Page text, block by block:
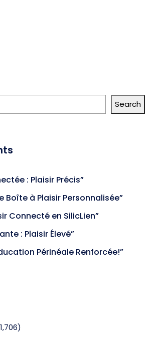
Search
: Plaisir Précis”
Boîte à Plaisir Personnalisée”
Connecté en SilicLien”
: Plaisir Élevé”
Périnéale Renforcée!”